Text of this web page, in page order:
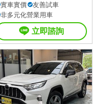
實車實價
友善試車
非多元化營業用車
立即諮詢